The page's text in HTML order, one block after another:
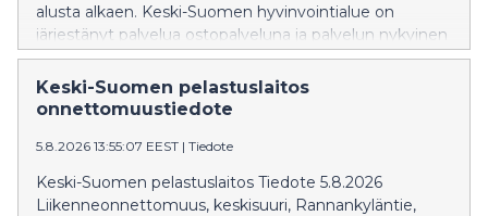
alusta alkaen. Keski-Suomen hyvinvointialue on
järjestänyt palvelua ostopalveluna ja palvelun nykyinen
ja ainut tuottaja Katulähetys ry on irtisanonut
sopimuksen päättymään 30.11. Asumispäivystyksessä
on vuodepaikkoja 10 hengelle.
Keski-Suomen pelastuslaitos
onnettomuustiedote
5.8.2026 13:55:07 EEST | Tiedote
Keski-Suomen pelastuslaitos Tiedote 5.8.2026
Liikenneonnettomuus, keskisuuri, Rannankyläntie,